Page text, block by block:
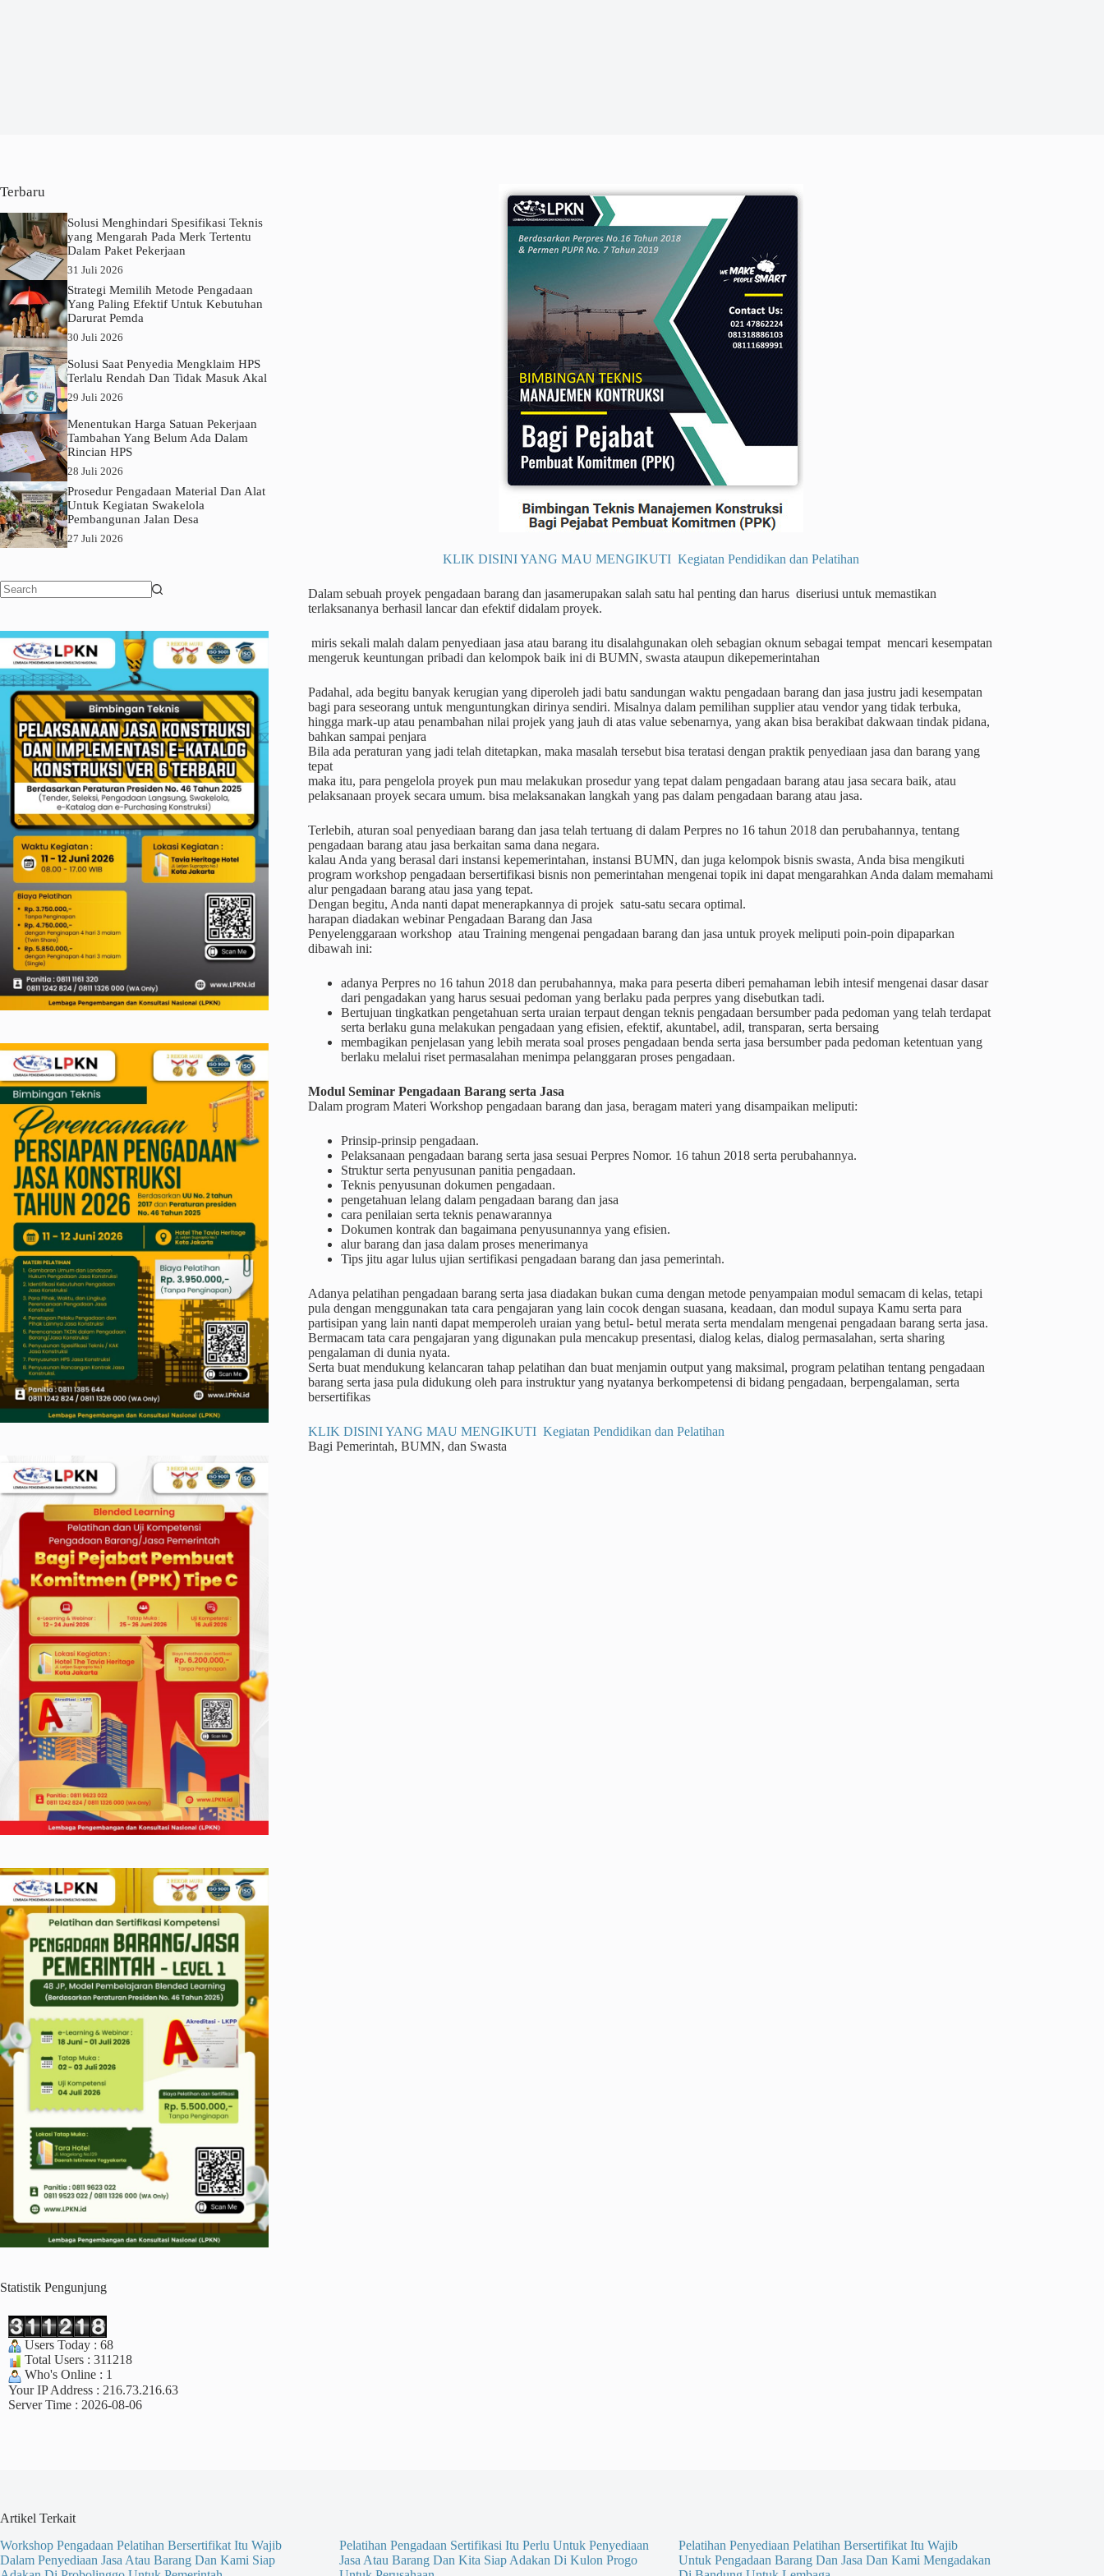
KLIK DISINI YANG MAU MENGIKUTI Kegiatan Pendidikan dan Pelatihan
Dalam sebuah proyek pengadaan barang dan jasamerupakan salah satu hal penting dan harus diseriusi untuk memastikan
terlaksananya berhasil lancar dan efektif didalam proyek.
miris sekali malah dalam penyediaan jasa atau barang itu disalahgunakan oleh sebagian oknum sebagai tempat mencari kesempatan
mengeruk keuntungan pribadi dan kelompok baik ini di BUMN, swasta ataupun dikepemerintahan
Padahal, ada begitu banyak kerugian yang diperoleh jadi batu sandungan waktu pengadaan barang dan jasa justru jadi kesempatan
bagi para seseorang untuk menguntungkan dirinya sendiri. Misalnya dalam pemilihan supplier atau vendor yang tidak terbuka,
hingga mark-up atau penambahan nilai projek yang jauh di atas value sebenarnya, yang akan bisa berakibat dakwaan tindak pidana,
bahkan sampai penjara
Bila ada peraturan yang jadi telah ditetapkan, maka masalah tersebut bisa teratasi dengan praktik penyediaan jasa dan barang yang
tepat
maka itu, para pengelola proyek pun mau melakukan prosedur yang tepat dalam pengadaan barang atau jasa secara baik, atau
pelaksanaan proyek secara umum. bisa melaksanakan langkah yang pas dalam pengadaan barang atau jasa.
Terlebih, aturan soal penyediaan barang dan jasa telah tertuang di dalam Perpres no 16 tahun 2018 dan perubahannya, tentang
pengadaan barang atau jasa berkaitan sama dana negara.
kalau Anda yang berasal dari instansi kepemerintahan, instansi BUMN, dan juga kelompok bisnis swasta, Anda bisa mengikuti
program workshop pengadaan bersertifikasi bisnis non pemerintahan mengenai topik ini dapat mengarahkan Anda dalam memahami
alur pengadaan barang atau jasa yang tepat.
Dengan begitu, Anda nanti dapat menerapkannya di projek satu-satu secara optimal.
harapan diadakan webinar Pengadaan Barang dan Jasa
Penyelenggaraan workshop atau Training mengenai pengadaan barang dan jasa untuk proyek meliputi poin-poin dipaparkan
dibawah ini:
adanya Perpres no 16 tahun 2018 dan perubahannya, maka para peserta diberi pemahaman lebih intesif mengenai dasar dasar
dari pengadakan yang harus sesuai pedoman yang berlaku pada perpres yang disebutkan tadi.
Bertujuan tingkatkan pengetahuan serta uraian terpaut dengan teknis pengadaan bersumber pada pedoman yang telah terdapat
serta berlaku guna melakukan pengadaan yang efisien, efektif, akuntabel, adil, transparan, serta bersaing
membagikan penjelasan yang lebih merata soal proses pengadaan benda serta jasa bersumber pada pedoman ketentuan yang
berlaku melalui riset permasalahan menimpa pelanggaran proses pengadaan.
Modul Seminar Pengadaan Barang serta Jasa
Dalam program Materi Workshop pengadaan barang dan jasa, beragam materi yang disampaikan meliputi:
Prinsip-prinsip pengadaan.
Pelaksanaan pengadaan barang serta jasa sesuai Perpres Nomor. 16 tahun 2018 serta perubahannya.
Struktur serta penyusunan panitia pengadaan.
Teknis penyusunan dokumen pengadaan.
pengetahuan lelang dalam pengadaan barang dan jasa
cara penilaian serta teknis penawarannya
Dokumen kontrak dan bagaimana penyusunannya yang efisien.
alur barang dan jasa dalam proses menerimanya
Tips jitu agar lulus ujian sertifikasi pengadaan barang dan jasa pemerintah.
Adanya pelatihan pengadaan barang serta jasa diadakan bukan cuma dengan metode penyampaian modul semacam di kelas, tetapi
pula dengan menggunakan tata cara pengajaran yang lain cocok dengan suasana, keadaan, dan modul supaya Kamu serta para
partisipan yang lain nanti dapat memperoleh uraian yang betul- betul merata serta mendalam mengenai pengadaan barang serta jasa.
Bermacam tata cara pengajaran yang digunakan pula mencakup presentasi, dialog kelas, dialog permasalahan, serta sharing
pengalaman di dunia nyata.
Serta buat mendukung kelancaran tahap pelatihan dan buat menjamin output yang maksimal, program pelatihan tentang pengadaan
barang serta jasa pula didukung oleh para instruktur yang nyatanya berkompetensi di bidang pengadaan, berpengalaman, serta
bersertifikas
KLIK DISINI YANG MAU MENGIKUTI Kegiatan Pendidikan dan Pelatihan
Bagi Pemerintah, BUMN, dan Swasta
Terbaru
Solusi Menghindari Spesifikasi Teknis
yang Mengarah Pada Merk Tertentu
Dalam Paket Pekerjaan
31 Juli 2026
Strategi Memilih Metode Pengadaan
Yang Paling Efektif Untuk Kebutuhan
Darurat Pemda
30 Juli 2026
Solusi Saat Penyedia Mengklaim HPS
Terlalu Rendah Dan Tidak Masuk Akal
29 Juli 2026
Menentukan Harga Satuan Pekerjaan
Tambahan Yang Belum Ada Dalam
Rincian HPS
28 Juli 2026
Prosedur Pengadaan Material Dan Alat
Untuk Kegiatan Swakelola
Pembangunan Jalan Desa
27 Juli 2026
Statistik Pengunjung
Users Today : 68
Total Users : 311218
Who's Online : 1
Your IP Address : 216.73.216.63
Server Time : 2026-08-06
Artikel Terkait
Workshop Pengadaan Pelatihan Bersertifikat Itu Wajib
Dalam Penyediaan Jasa Atau Barang Dan Kami Siap
Pelatihan Pengadaan Sertifikasi Itu Perlu Untuk Penyediaan
Jasa Atau Barang Dan Kita Siap Adakan Di Kulon Progo
Pelatihan Penyediaan Pelatihan Bersertifikat Itu Wajib
Untuk Pengadaan Barang Dan Jasa Dan Kami Mengadakan